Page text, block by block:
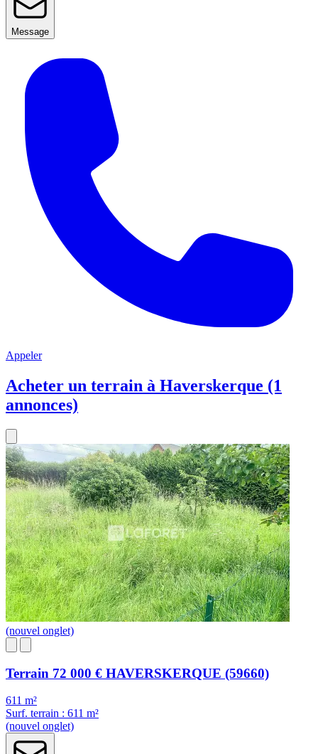
Message
Appeler
Acheter un terrain à Haverskerque (1
annonces)
(nouvel onglet)
Terrain 72 000 € HAVERSKERQUE (59660)
611 m²
Surf. terrain : 611 m²
(nouvel onglet)